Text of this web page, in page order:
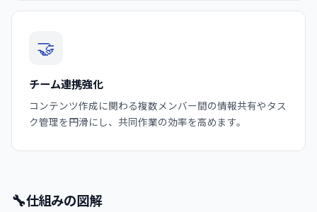
🤝
チーム連携強化
コンテンツ作成に関わる複数メンバー間の情報共有やタス
ク管理を円滑にし、共同作業の効率を高めます。
🔧仕組みの図解